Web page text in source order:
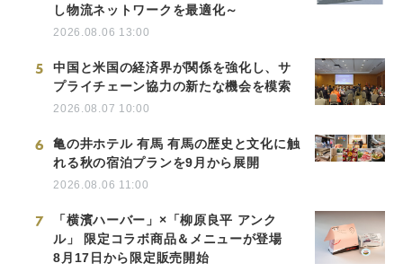
し物流ネットワークを最適化～
2026.08.06 13:00
5
中国と米国の経済界が関係を強化し、サ
プライチェーン協力の新たな機会を模索
2026.08.07 10:00
6
亀の井ホテル 有馬 有馬の歴史と文化に触
れる秋の宿泊プランを9月から展開
2026.08.06 11:00
7
「横濱ハーバー」×「柳原良平 アンク
ル」 限定コラボ商品＆メニューが登場
8月17日から限定販売開始